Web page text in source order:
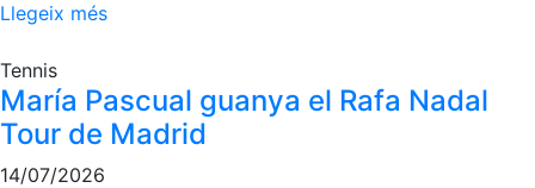
Llegeix més
Tennis
María Pascual guanya el Rafa Nadal
Tour de Madrid
14/07/2026